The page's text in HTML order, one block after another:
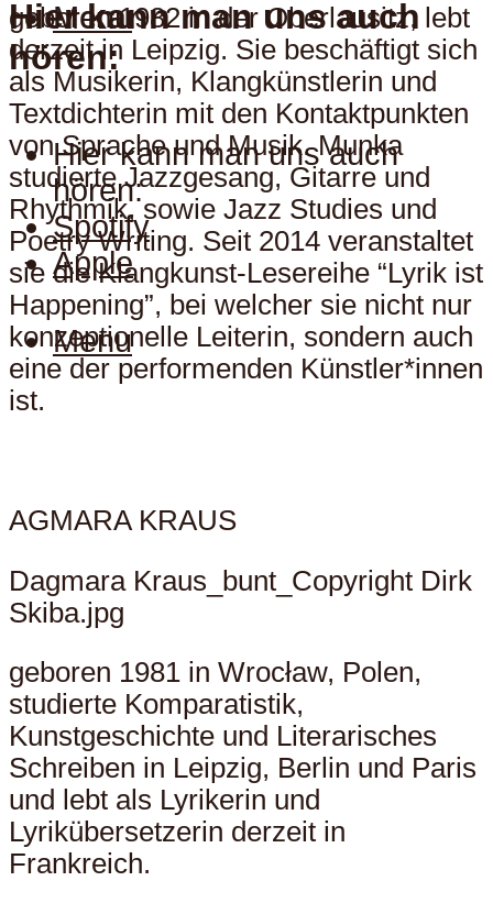
Menu
Hier kann man uns auch
hören:
Hier kann man uns auch
hören:
Spotify
Apple
Menu
geboren 1982 in der Oberlausitz, lebt
derzeit in Leipzig. Sie beschäftigt sich
als Musikerin, Klangkünstlerin und
Textdichterin mit den Kontaktpunkten
von Sprache und Musik. Munka
studierte Jazzgesang, Gitarre und
Rhythmik, sowie Jazz Studies und
Poetry Writing. Seit 2014 veranstaltet
sie die Klangkunst-Lesereihe “Lyrik ist
Happening”, bei welcher sie nicht nur
konzeptionelle Leiterin, sondern auch
eine der performenden Künstler*innen
ist.
AGMARA KRAUS
Dagmara Kraus_bunt_Copyright Dirk
Skiba.jpg
geboren 1981 in Wrocław, Polen,
studierte Komparatistik,
Kunstgeschichte und Literarisches
Schreiben in Leipzig, Berlin und Paris
und lebt als Lyrikerin und
Lyrikübersetzerin derzeit in
Frankreich.